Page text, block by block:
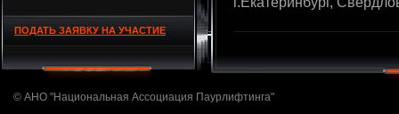
ПОДАТЬ ЗАЯВКУ НА УЧАСТИЕ
© АНО "Национальная Ассоциация Паурлифтинга"